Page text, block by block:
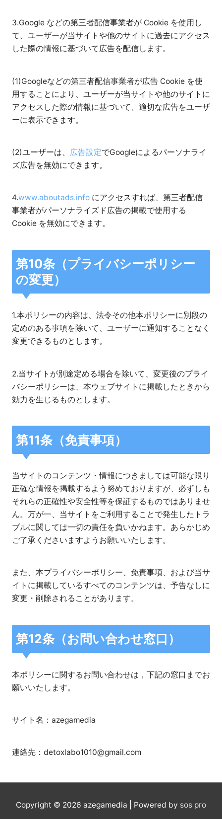
3.Google などの第三者配信事業者が Cookie を使用し
て、ユーザーが当サイトや他のサイトに過去にアクセス
した際の情報に基づいて広告を配信します。
(1)Googleなどの第三者配信事業者が広告 Cookie を使
用することにより、ユーザーが当サイトや他のサイトに
アクセスした際の情報に基づいて、適切な広告をユーザ
ーに表示できます。
(2)ユーザーは、 広告設定でGoogleによるパーソナライ
ズ広告を無効にできます。
4.www.aboutads.infoにアクセスすれば、第三者配信
事業者がパーソナライズド広告の掲載で使用する
Cookie を無効にできます。
第10条（プライバシーポリシー
の変更）
1.本ポリシーの内容は、法令その他本ポリシーに別段の
定めのある事項を除いて、ユーザーに通知することなく
変更できるものとします。
2.当サイトが別途定める場合を除いて、変更後のプライ
バシーポリシーは、本ウェブサイトに掲載したときから
効力を生じるものとします。
第11条（免責事項）
当サイトのコンテンツ・情報につきましては可能な限り
正確な情報を掲載するよう努めておりますが、必ずしも
それらの正確性や安全性等を保証するものではありませ
ん。万が一、当サイトをご利用することで発生したトラ
ブルに関しては一切の責任を負いかねます。あらかじめ
ご了承くださいますようお願いいたします。
また、本プライバシーポリシー、免責事項、および当サ
イトに掲載しているすべてのコンテンツは、予告なしに
変更・削除されることがあります。
第12条（お問い合わせ窓口）
本ポリシーに関するお問い合わせは，下記の窓口までお
願いいたします。
サイト名：azegamedia
連絡先：detoxlabo1010@gmail.com
Copyright © 2026 azegamedia | Powered by sos pro